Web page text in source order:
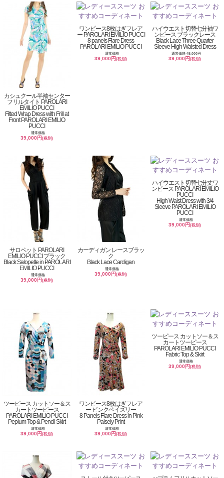
カシュクール半袖センター
フリルタイト PAROLARI
EMILIO PUCCI
Fitted Wrap Dress with Frill at
Front PAROLARI EMILIO
PUCCI
通常価格
39,000円(税別)
ワンピース8枚はぎフレア
ー PAROLARI EMILIO PUCCI
8 panels Flare Dress
PAROLARI EMILIO PUCCI
通常価格
39,000円(税別)
ハイウエスト切替七分袖ワ
ンピース ブラックレース
Black Lace Three Quarter
Sleeve High Waisted Dress
通常価格 45,000円
39,000円(税別)
サロペット PAROLARI
EMILIO PUCCI ブラック
Black Salopette in PAROLARI
EMILIO PUCCI
通常価格
39,000円(税別)
カーディガン レースブラッ
ク
Black Lace Cardigan
通常価格
39,000円(税別)
ハイウエスト切替七分丈ワ
ンピース PAROLARI EMILIO
PUCCI
High Waist Dress with 3/4
Sleeve PAROLARI EMILIO
PUCCI
通常価格
39,000円(税別)
ツーピース カットソー＆ス
カートツーピース
PAROLARI EMILIO PUCCI
Peplum Top & Pencil Skirt
通常価格
39,000円(税別)
ワンピース8枚はぎフレア
ー ピンクペイズリー
8 Panels Flare Dress in Pink
Paisely Print
通常価格
39,000円(税別)
ツーピース カットソー＆ス
カートツーピース
PAROLARI EMILIO PUCCI
Fabric Top & Skirt
通常価格
39,000円(税別)